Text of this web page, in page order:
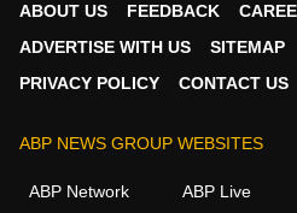
কারা আবেদন করতে পারবে না
রাজ্যের তরফে জারি করা বিজ্ঞপ্তিতে
ABOUT US FEEDBACK
ADVERTISE WITH US
SITEMAP
PRIVACY POLICY
CONTACT US
ABP NEWS GROUP WEBSITES
ABP Network ABP Live